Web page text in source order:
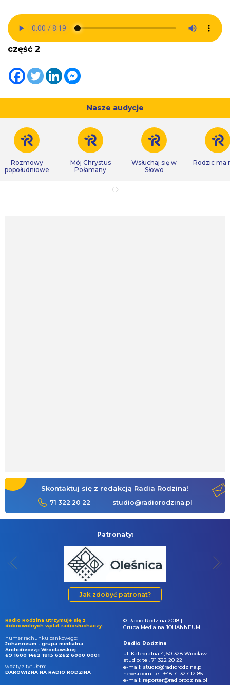
część 2
Nasze audycje
Rozmowy
popołudniowe
Mój Chrystus
Połamany
Wsłuchaj się w
Słowo
Rodzic ma
Skontaktuj się z redakcją Radia Rodzina!
71 322 20 22 studio@radiorodzina.pl
Patronaty:
Jak zdobyć patronat?
Radio Rodzina utrzymuje się z
dobrowolnych wpłat radiosłuchaczy.
numer rachunku bankowego:
Johanneum - grupa medialna
Archidiecezji Wrocławskiej
69 1600 1462 1813 6262 6000 0001
wpłaty z tytułem:
DAROWIZNA NA RADIO RODZINA
© Radio Rodzina 2018 |
Grupa Medialna JOHANNEUM
Radio Rodzina
ul. Katedralna 4, 50-328 Wrocław
studio: tel. 71 322 20 22
e-mail: studio@radiorodzina.pl
newsroom: tel. +48 71 327 12 85
e-mail: reporter@radiorodzina.pl